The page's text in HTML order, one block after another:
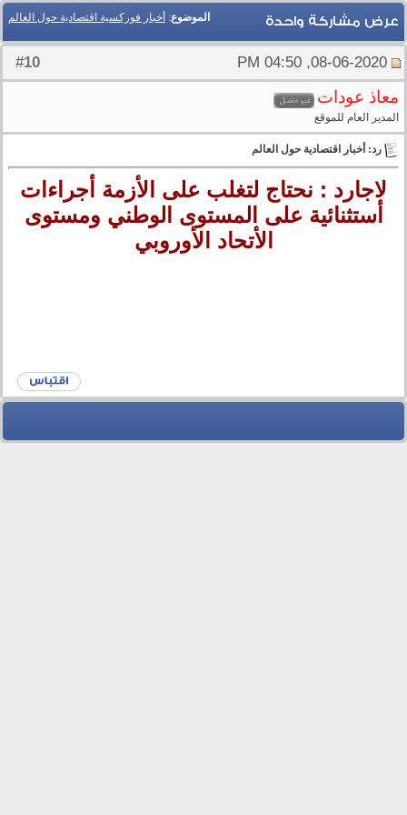
الموضوع: أخبار فوركسية اقتصادية حول العالم عرض مشاركة واحدة
10
معاذ عودات
المدير العام للموقع
رد: أخبار اقتصادية حول العالم
لاجارد : نحتاج لتغلب على الأزمة أجراءات
أستثنائية على المستوى الوطني ومستوى
الأتحاد الأوروبي